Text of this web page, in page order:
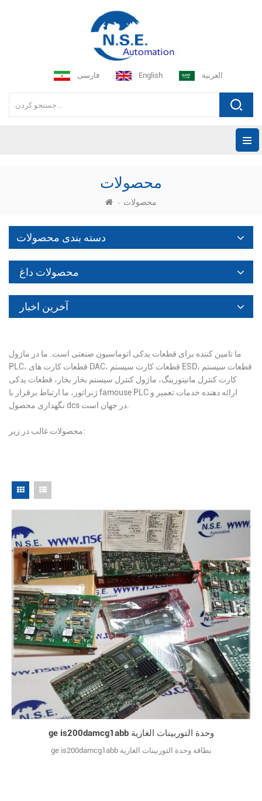
فارسی English العربية
محصولات
محصولات
دسته بندی محصولات
محصولات داغ
آخرین اخبار
ما تامین کننده برای قطعات یدکی اتوماسیون صنعتی است. ما در ماژول
PLC، قطعات کارت های DAC، قطعات کارت سیستم ESD، قطعات سیستم
کارت کنترل مانیتورینگ، ماژول کنترل سیستم بخار بخار، قطعات یدکی
ژنراتور، ما ارتباط برقرار با famouse PLC ارائه دهنده خدمات تعمیر و
محصولات غالب در زیر:
ge is200damcg1abb وحدة التوربينات الغازية
ge is200damcg1abb بطاقة وحدة التوربينات الغازية